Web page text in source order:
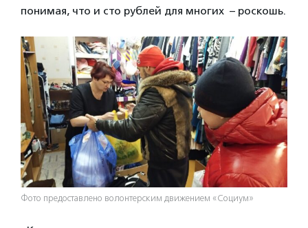
понимая, что и сто рублей для многих – роскошь.
Фото предоставлено волонтерским движением «Социум»